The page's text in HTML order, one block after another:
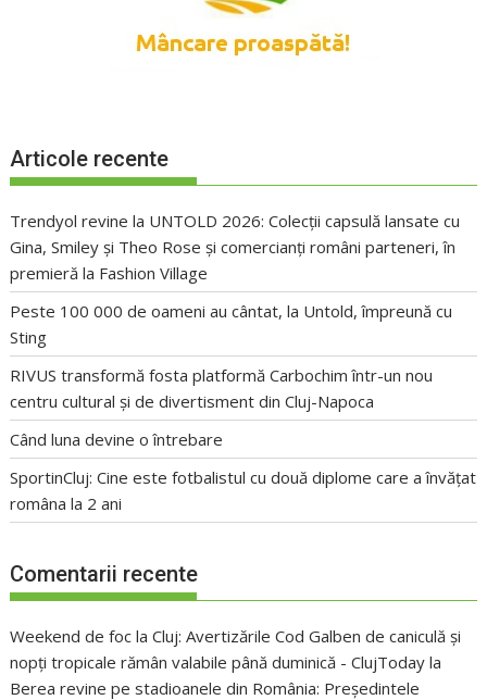
Articole recente
Trendyol revine la UNTOLD 2026: Colecții capsulă lansate cu
Gina, Smiley și Theo Rose și comercianți români parteneri, în
premieră la Fashion Village
Peste 100 000 de oameni au cântat, la Untold, împreună cu
Sting
RIVUS transformă fosta platformă Carbochim într-un nou
centru cultural și de divertisment din Cluj-Napoca
Când luna devine o întrebare
SportinCluj: Cine este fotbalistul cu două diplome care a învățat
româna la 2 ani
Comentarii recente
Weekend de foc la Cluj: Avertizările Cod Galben de caniculă și
nopți tropicale rămân valabile până duminică - ClujToday la
Berea revine pe stadioanele din România: Președintele